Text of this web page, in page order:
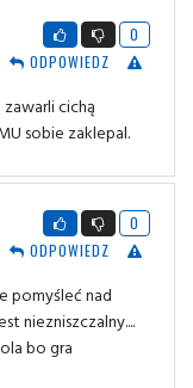
0
ODPOWIEDZ
cichą
sobie zaklepal.
0
ODPOWIEDZ
pomyśleć nad
niezniszczalny....
bo gra